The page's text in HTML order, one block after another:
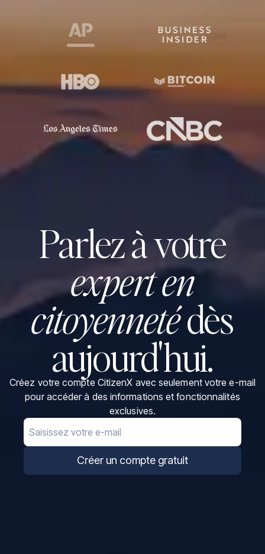
Parlez à votre
expert en
citoyennetédès
aujourd'hui.
Créez votre compte CitizenX avec seulement votre e-mail
pour accéder à des informations et fonctionnalités
exclusives.
Email
Créer un compte gratuit